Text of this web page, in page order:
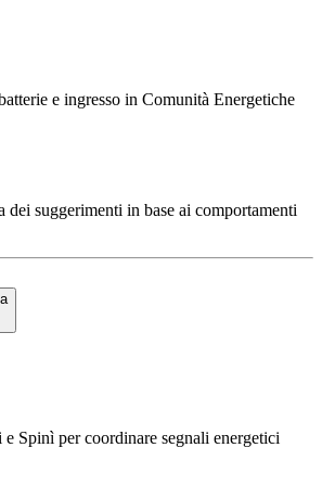
e ingresso in Comunità Energetiche
dei suggerimenti in base ai comportamenti
Spinì per coordinare segnali energetici